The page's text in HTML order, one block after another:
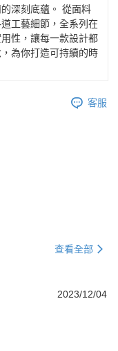
深刻底蘊。 從面料
工藝細節，全系列在
性，讓每一款設計都
為你打造可持續的時
客服
查看全部
2023/12/04